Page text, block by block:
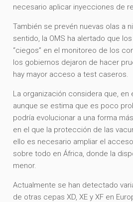
necesario aplicar inyecciones de
También se prevén nuevas olas a
sentido, la OMS ha alertado que
“ciegos” en el monitoreo de los
los gobiernos dejaron de hacer
hay mayor acceso a test caseros.
La organización considera que,
aunque se estima que es poco
podría evolucionar a una forma
en el que la protección de las
ello es necesario ampliar el
sobre todo en África, donde la
menor.
Actualmente se han detectado
de otras cepas XD, XE y XF en